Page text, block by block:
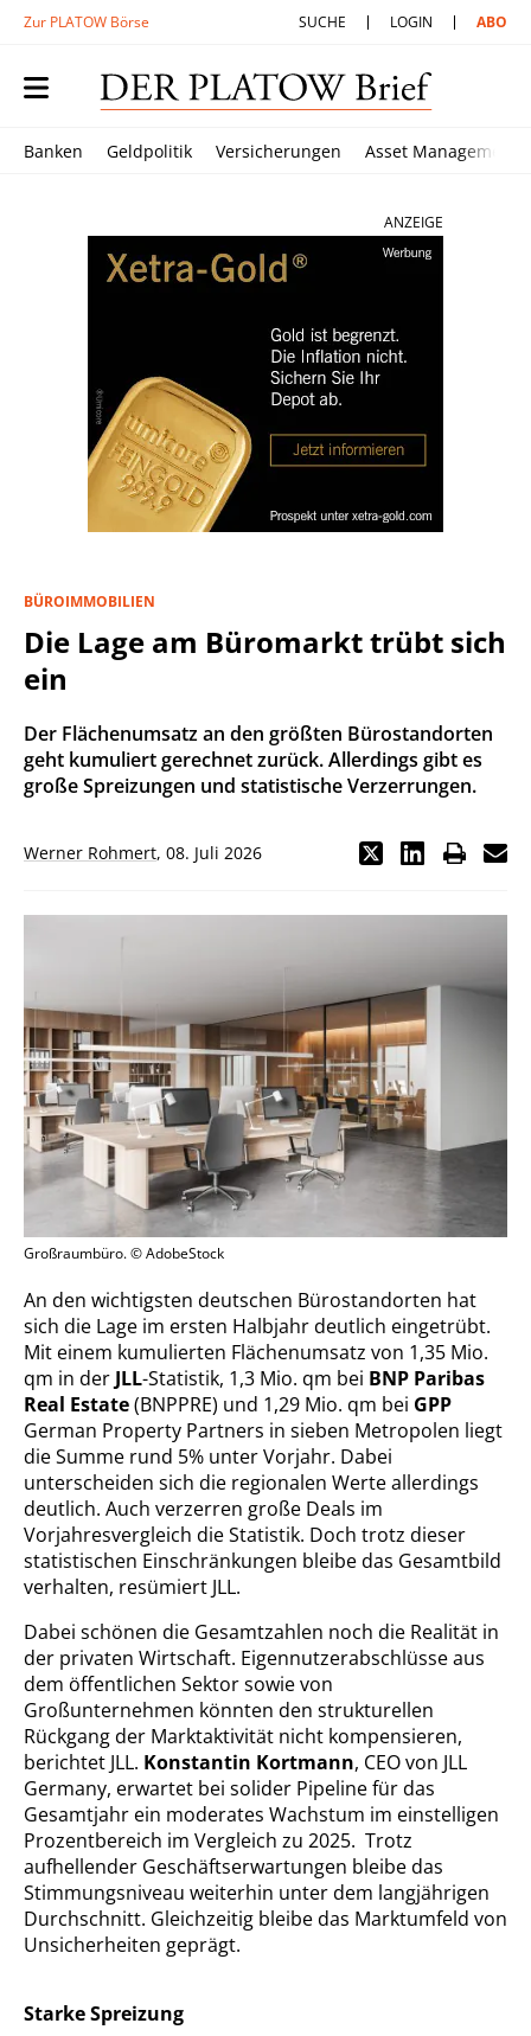
Zur PLATOW Börse SUCHE LOGIN ABO
Banken Geldpolitik Versicherungen Asset Management
ANZEIGE
BÜROIMMOBILIEN
Die Lage am Büromarkt trübt sich
ein
Der Flächenumsatz an den größten Bürostandorten
geht kumuliert gerechnet zurück. Allerdings gibt es
große Spreizungen und statistische Verzerrungen.
Werner Rohmert, 08. Juli 2026
Großraumbüro. © AdobeStock
An den wichtigsten deutschen Bürostandorten hat
sich die Lage im ersten Halbjahr deutlich eingetrübt.
Mit einem kumulierten Flächenumsatz von 1,35 Mio.
qm in der JLL-Statistik, 1,3 Mio. qm bei BNP Paribas
Real Estate(BNPPRE) und 1,29 Mio. qm bei GPP
German Property Partners in sieben Metropolen liegt
die Summe rund 5% unter Vorjahr. Dabei
unterscheiden sich die regionalen Werte allerdings
deutlich. Auch verzerren große Deals im
Vorjahresvergleich die Statistik. Doch trotz dieser
statistischen Einschränkungen bleibe das Gesamtbild
verhalten, resümiert JLL.
Dabei schönen die Gesamtzahlen noch die Realität in
der privaten Wirtschaft. Eigennutzerabschlüsse aus
dem öffentlichen Sektor sowie von
Großunternehmen könnten den strukturellen
Rückgang der Marktaktivität nicht kompensieren,
berichtet JLL. Konstantin Kortmann, CEO von JLL
Germany, erwartet bei solider Pipeline für das
Gesamtjahr ein moderates Wachstum im einstelligen
Prozentbereich im Vergleich zu 2025. Trotz
aufhellender Geschäftserwartungen bleibe das
Stimmungsniveau weiterhin unter dem langjährigen
Durchschnitt. Gleichzeitig bleibe das Marktumfeld von
Unsicherheiten geprägt.
Starke Spreizung